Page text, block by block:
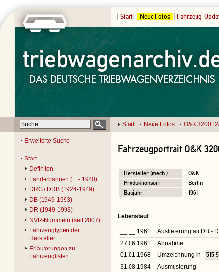
Start Neue Fotos Fahrzeug-
Start Neue Fotos O&K
Erweiterte Suche
Start
Definiton
Länderbahnen (... - 1920)
DRG / DRB (1924-1949)
DB (1949-1993)
DR (1949-1993)
NVR-Nummern (seit 2007)
Fahrzeugtypen der
Hersteller
Erläuterungen zu
Fahrzeuglisten
Fahrzeugportrait O&K
Hersteller (mech.)
O&K
Produktionsort
Berlin
Baujahr
1961
Lebenslauf
__.__.1961
Auslieferung an DB -
27.06.1961
Abnahme
01.01.1968
Umzeichnung in
515
31.08.1984
Ausmusterung